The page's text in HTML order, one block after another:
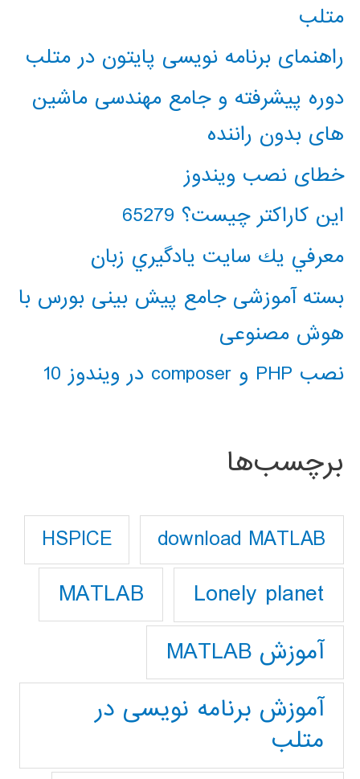
متلب
راهنمای برنامه نویسی پایتون در متلب
دوره پیشرفته و جامع مهندسی ماشین
های بدون راننده
خطای نصب ویندوز
این کاراکتر چیست؟ 65279
معرفي يك سايت يادگيري زبان
بسته آموزشی جامع پیش بینی بورس با
هوش مصنوعی
نصب PHP و composer در ویندوز 10
برچسب‌ها
download MATLAB
HSPICE
Lonely planet
MATLAB
آموزش MATLAB
آموزش برنامه نویسی در
متلب